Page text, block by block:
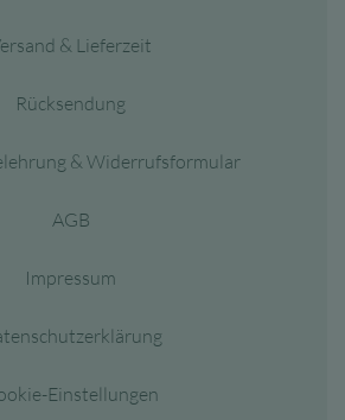
& Lieferzeit
Rücksendung
& Widerrufsformular
AGB
Impressum
Einstellungen